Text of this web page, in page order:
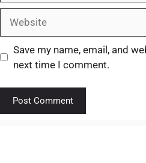
Save my name, email, and
next time I comment.